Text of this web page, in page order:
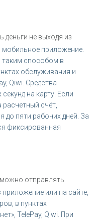
деньги не выходя из
мобильное приложение.
способом в
обслуживания и
Qiwi. Средства
на карту. Если
счёт,
до пяти рабочих дней. За
фиксированная
можно отправлять
или на сайте,
в пунктах
TelePay, Qiwi. При